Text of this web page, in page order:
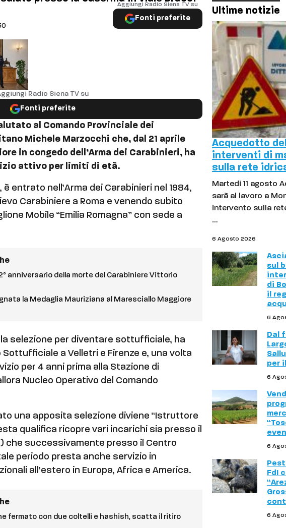
Aggiungi Radio Siena TV su
Fonti preferite
Radio Siena TV su
Fonti preferite
al Comando Provinciale dei
Michele Marzocchi che, dal 21 aprile
in congedo dell’Arma dei Carabinieri, ha
attivo per limiti di età.
entrato nell’Arma dei Carabinieri nel 1984,
Carabiniere a Roma e venendo subito
Mobile “Emilia Romagna” con sede a
anniversario della morte del Carabiniere Vittorio
la Medaglia Mauriziana al Maresciallo Maggiore
selezione per diventare sottufficiale, ha
a Velletri e Firenze e, una volta
per 4 anni prima alla Stazione di
Nucleo Operativo del Comando
una apposita selezione diviene “Istruttore
qualifica ricopre vari incarichi sia presso il
che successivamente presso il Centro
periodo presta anche servizio in
all’estero in Europa, Africa e America.
fermato con due coltelli e hashish, scatta il ritiro
Ultime notizie
Acquedotto
interventi di
sulla rete
Martedì 11 agosto
sarà al lavoro a
intervento sulla
…
6 Agosto 2026
sul
di
il
6
Dal
per
6
6
FdI
6